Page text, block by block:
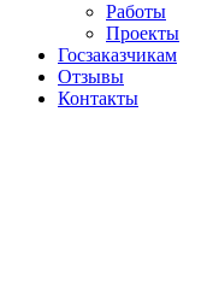
Работы
Проекты
Госзаказчикам
Отзывы
Контакты